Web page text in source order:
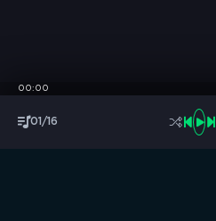
01/16
00:00